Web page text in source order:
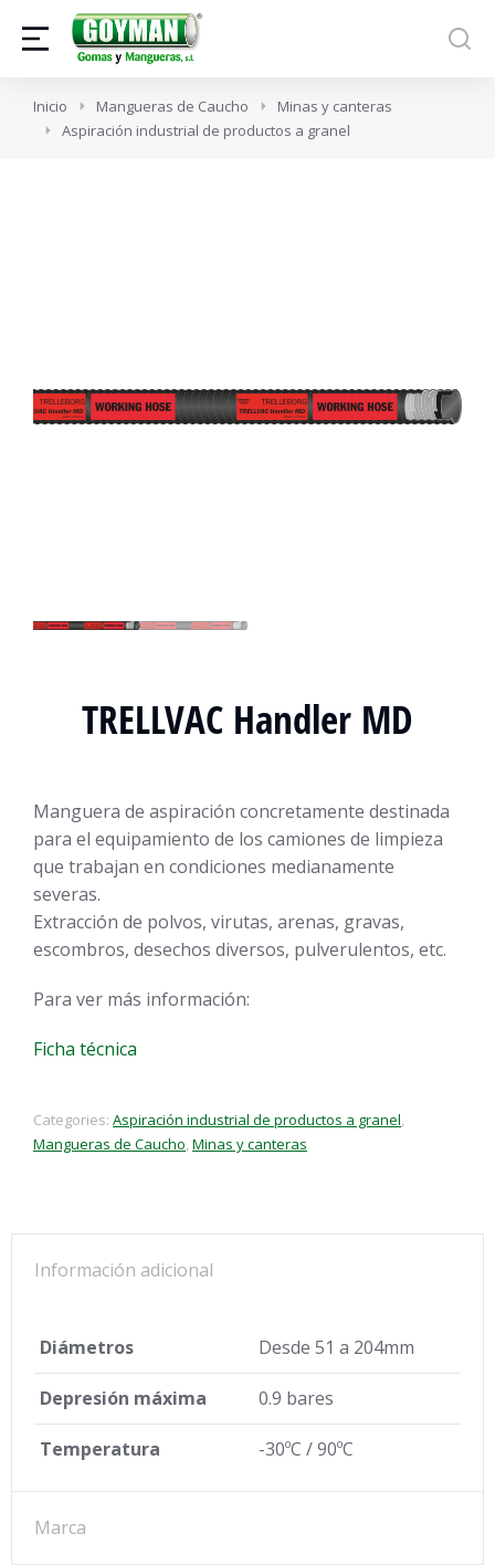
Estás aquí:
Inicio Mangueras de Caucho
Minas y canteras
Aspiración industrial de productos a granel
TRELLVAC Handler MD
Manguera de aspiración concretamente destinada
para el equipamiento de los camiones de limpieza
que trabajan en condiciones medianamente
severas.
Extracción de polvos, virutas, arenas, gravas,
escombros, desechos diversos, pulverulentos, etc.
Para ver más información:
Ficha técnica
Categories: Aspiración industrial de productos a granel,
Mangueras de Caucho, Minas y canteras
Información adicional
Diámetros Desde 51 a 204mm
Depresión máxima 0.9 bares
Temperatura -30ºC / 90ºC
Marca